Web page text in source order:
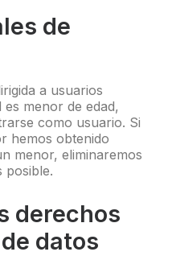
de
a usuarios
es menor de edad,
como usuario. Si
hemos obtenido
menor, eliminaremos
posible.
derechos
datos